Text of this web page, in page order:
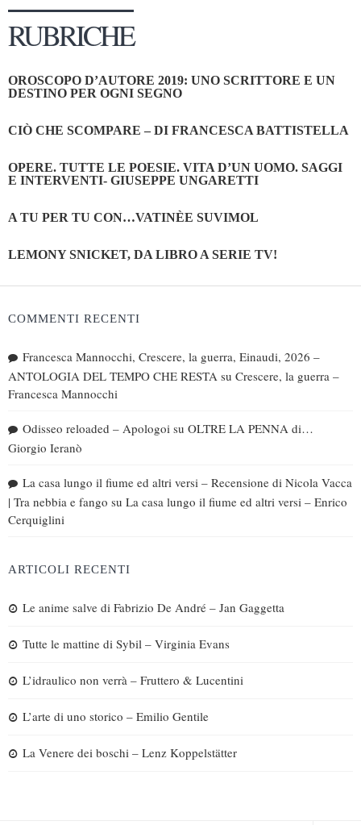
Tabù Festival 2014
A Tutto Volume
Marketing
RUBRICHE
OROSCOPO D’AUTORE 2019: UNO SCRITTORE E UN
DESTINO PER OGNI SEGNO
CIÒ CHE SCOMPARE – DI FRANCESCA BATTISTELLA
OPERE. TUTTE LE POESIE. VITA D’UN UOMO. SAGGI
E INTERVENTI- GIUSEPPE UNGARETTI
A TU PER TU CON…VATINÈE SUVIMOL
LEMONY SNICKET, DA LIBRO A SERIE TV!
COMMENTI RECENTI
Francesca Mannocchi, Crescere, la guerra, Einaudi, 2026 –
ANTOLOGIA DEL TEMPO CHE RESTA su Crescere, la guerra –
Francesca Mannocchi
Odisseo reloaded – Apologoi su OLTRE LA PENNA di…
Giorgio Ieranò
La casa lungo il fiume ed altri versi – Recensione di Nicola Vacca
| Tra nebbia e fango su La casa lungo il fiume ed altri versi – Enrico
Cerquiglini
ARTICOLI RECENTI
Le anime salve di Fabrizio De André – Jan Gaggetta
Tutte le mattine di Sybil – Virginia Evans
L’idraulico non verrà – Fruttero & Lucentini
L’arte di uno storico – Emilio Gentile
La Venere dei boschi – Lenz Koppelstätter